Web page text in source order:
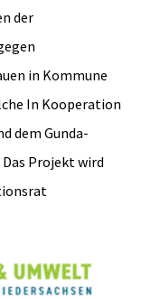
der
in Kommune
In Kooperation
dem Gunda-
Projekt wird